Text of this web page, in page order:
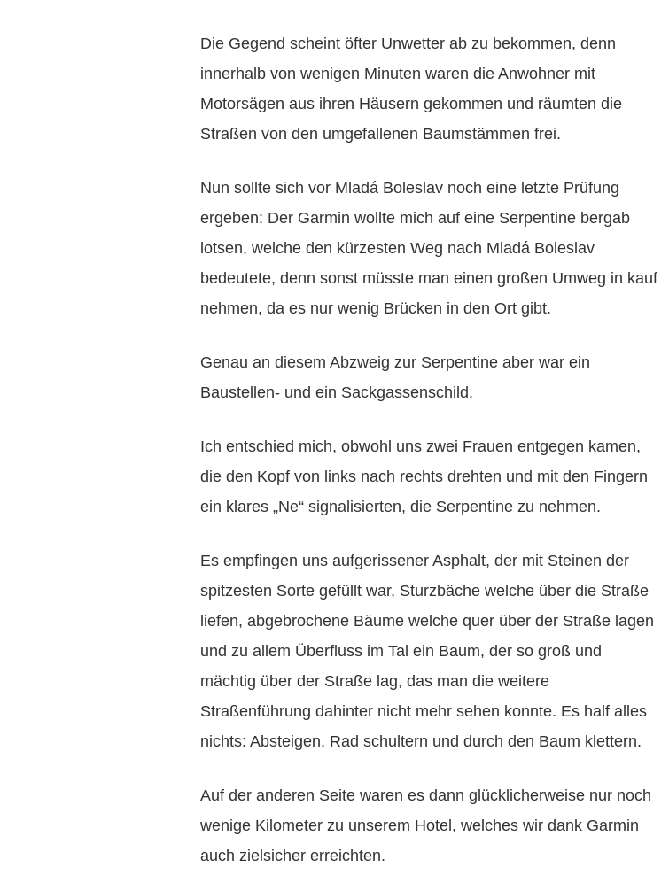
Die Gegend scheint öfter Unwetter ab zu bekommen, denn
innerhalb von wenigen Minuten waren die Anwohner mit
Motorsägen aus ihren Häusern gekommen und räumten die
Straßen von den umgefallenen Baumstämmen frei.
Nun sollte sich vor Mladá Boleslav noch eine letzte Prüfung
ergeben: Der Garmin wollte mich auf eine Serpentine bergab
lotsen, welche den kürzesten Weg nach Mladá Boleslav
bedeutete, denn sonst müsste man einen großen Umweg in kauf
nehmen, da es nur wenig Brücken in den Ort gibt.
Genau an diesem Abzweig zur Serpentine aber war ein
Baustellen- und ein Sackgassenschild.
Ich entschied mich, obwohl uns zwei Frauen entgegen kamen,
die den Kopf von links nach rechts drehten und mit den Fingern
ein klares „Ne“ signalisierten, die Serpentine zu nehmen.
Es empfingen uns aufgerissener Asphalt, der mit Steinen der
spitzesten Sorte gefüllt war, Sturzbäche welche über die Straße
liefen, abgebrochene Bäume welche quer über der Straße lagen
und zu allem Überfluss im Tal ein Baum, der so groß und
mächtig über der Straße lag, das man die weitere
Straßenführung dahinter nicht mehr sehen konnte. Es half alles
nichts: Absteigen, Rad schultern und durch den Baum klettern.
Auf der anderen Seite waren es dann glücklicherweise nur noch
wenige Kilometer zu unserem Hotel, welches wir dank Garmin
auch zielsicher erreichten.